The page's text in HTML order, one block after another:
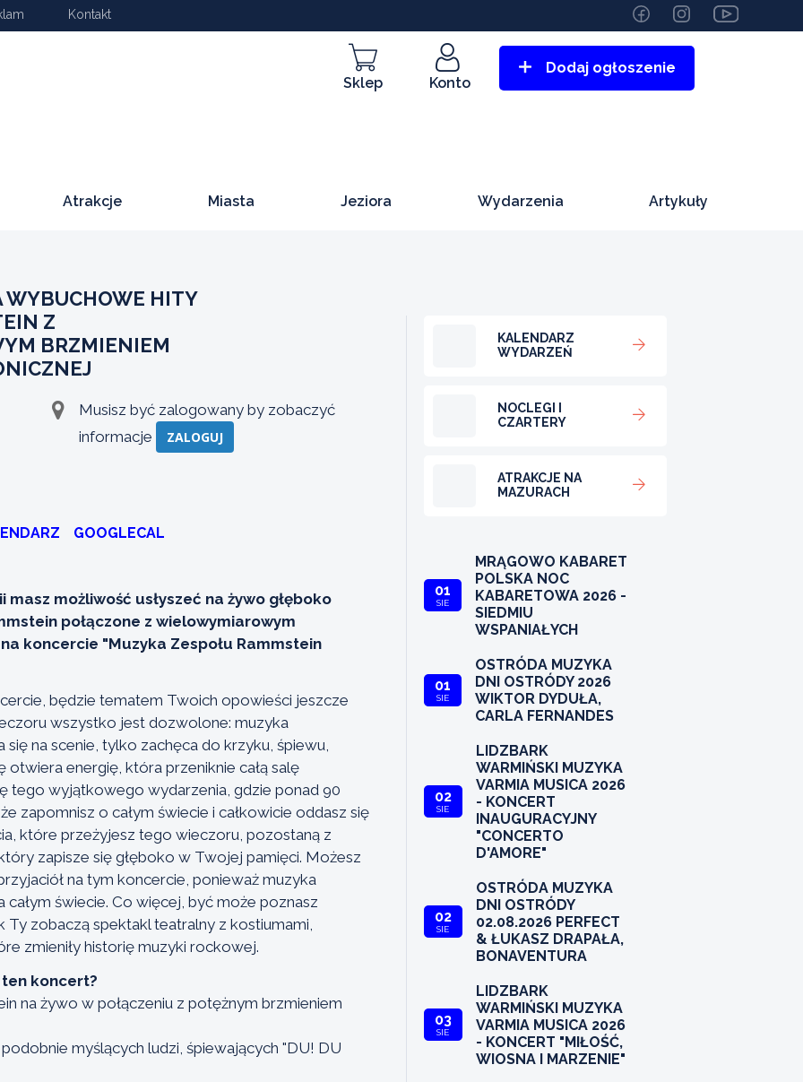
Kontakt
Sklep Konto
Dodaj ogłoszenie
Atrakcje Miasta Jeziora Wydarzenia Artykuły
HITY
Z
BRZMIENIEM
Musisz być zalogowany by zobaczyć
informacje
ZALOGUJ
GOOGLECAL
możliwość usłyszeć na żywo głęboko
połączone z wielowymiarowym
koncercie "Muzyka Zespołu Rammstein
będzie tematem Twoich opowieści jeszcze
wszystko jest dozwolone: muzyka
na scenie, tylko zachęca do krzyku, śpiewu,
energię, która przeniknie całą salę
tego wyjątkowego wydarzenia, gdzie ponad 90
zapomnisz o całym świecie i całkowicie oddasz się
które przeżyjesz tego wieczoru, pozostaną z
zapisze się głęboko w Twojej pamięci. Możesz
na tym koncercie, ponieważ muzyka
całym świecie. Co więcej, być może poznasz
zobaczą spektakl teatralny z kostiumami,
zmieniły historię muzyki rockowej.
koncert?
na żywo w połączeniu z potężnym brzmieniem
myślących ludzi, śpiewających "DU! DU
KALENDARZ
WYDARZEŃ
NOCLEGI I
CZARTERY
ATRAKCJE NA
MAZURACH
01
SIE
MRĄGOWO KABARET
POLSKA NOC
KABARETOWA 2026 -
SIEDMIU
WSPANIAŁYCH
01
SIE
OSTRÓDA MUZYKA
DNI OSTRÓDY 2026
WIKTOR DYDUŁA,
CARLA FERNANDES
02
SIE
LIDZBARK
WARMIŃSKI MUZYKA
VARMIA MUSICA 2026
- KONCERT
INAUGURACYJNY
"CONCERTO
D'AMORE"
02
SIE
OSTRÓDA MUZYKA
DNI OSTRÓDY
02.08.2026 PERFECT
& ŁUKASZ DRAPAŁA,
BONAVENTURA
03
SIE
LIDZBARK
WARMIŃSKI MUZYKA
VARMIA MUSICA 2026
- KONCERT "MIŁOŚĆ,
WIOSNA I MARZENIE"